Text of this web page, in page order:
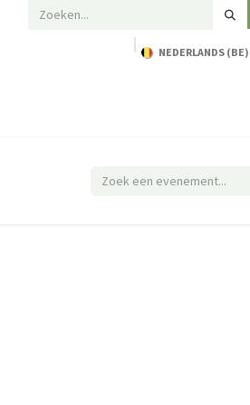
NEDERLANDS (BE)